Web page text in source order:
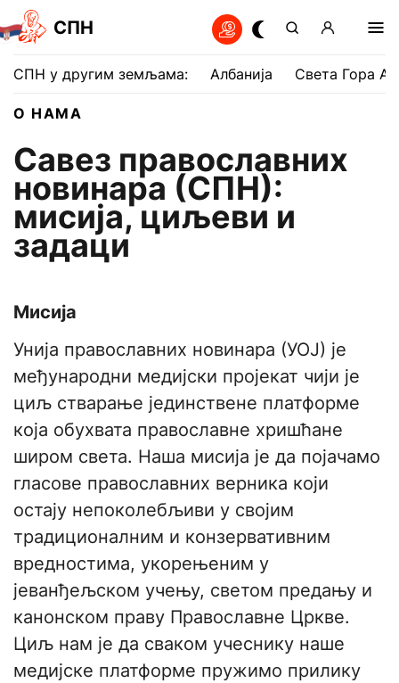
СПН
СПН у другим земљама: Албанија Света Гора
О НАМА
Савез православних
новинара (СПН):
мисија, циљеви и
задаци
Мисија
Унија православних новинара (УОЈ) је
међународни медијски пројекат чији је
циљ стварање јединствене платформе
која обухвата православне хришћане
широм света. Наша мисија је да појачамо
гласове православних верника који
остају непоколебљиви у својим
традиционалним и конзервативним
вредностима, укорењеним у
јеванђељском учењу, светом предању и
канонском праву Православне Цркве.
Циљ нам је да сваком учеснику наше
медијске платформе пружимо прилику